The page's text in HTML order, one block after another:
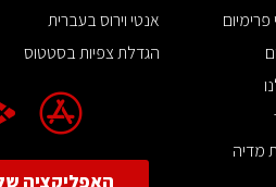
פרימיום
מדיה
אנטי וירוס בעברית
הגדלת צפיות בסטטוס
האפליקציה